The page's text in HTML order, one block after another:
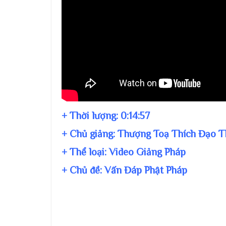
+ Thời lượng: 0:14:57
+ Chủ giảng: Thượng Toạ Thích Đạo
+ Thể loại: Video Giảng Pháp
+ Chủ đề:Vấn Đáp Phật Pháp